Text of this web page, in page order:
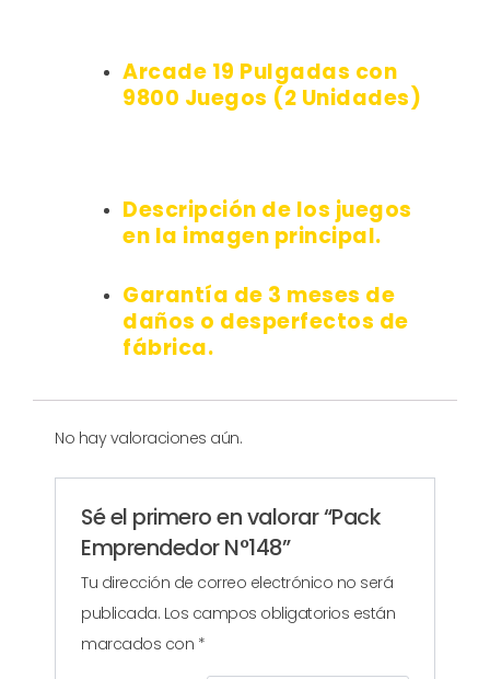
Arcade 19 Pulgadas con
9800 Juegos (2 Unidades)
Descripción de los juegos
en la imagen principal.
Garantía de 3 meses de
daños o desperfectos de
fábrica.
No hay valoraciones aún.
Sé el primero en valorar “Pack
Emprendedor N°148”
Tu dirección de correo electrónico no será
publicada. Los campos obligatorios están
marcados con *